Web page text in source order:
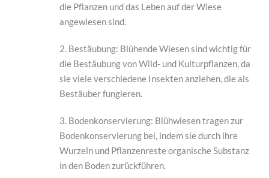
die Pflanzen und das Leben auf der Wiese
angewiesen sind.
2. Bestäubung: Blühende Wiesen sind wichtig für
die Bestäubung von Wild- und Kulturpflanzen, da
sie viele verschiedene Insekten anziehen, die als
Bestäuber fungieren.
3. Bodenkonservierung: Blühwiesen tragen zur
Bodenkonservierung bei, indem sie durch ihre
Wurzeln und Pflanzenreste organische Substanz
in den Boden zurückführen.